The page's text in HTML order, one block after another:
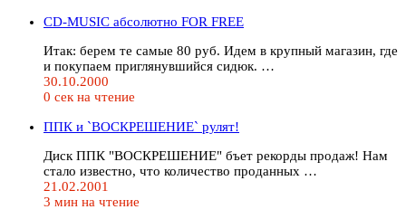
CD-MUSIC абсолютно FOR FREE
Итак: берем те самые 80 pyб. Идем в крупный магазин, где
и покупаем приглянувшийся сидюк. …
30.10.2000
0 сек на чтение
ППК и `ВОСКРЕШЕНИЕ` рулят!
Диск ППК "ВОСКРЕШЕНИЕ" бъет рекорды продаж! Нам
стало известно, что количество проданных …
21.02.2001
3 мин на чтение